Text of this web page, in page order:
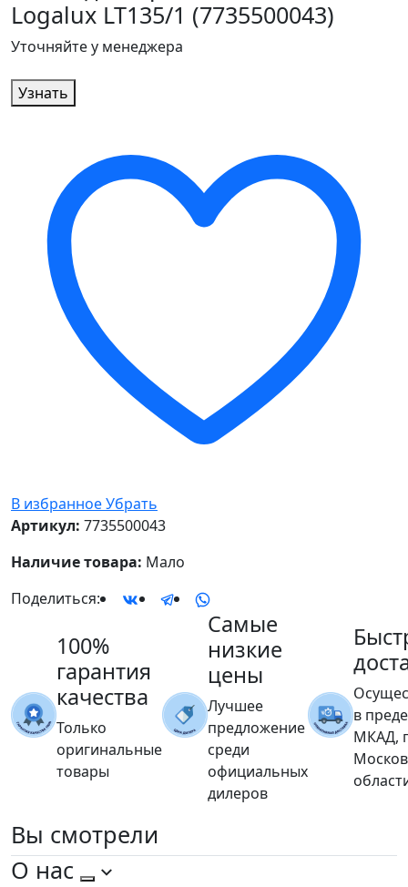
Logalux LT135/1 (7735500043)
Уточняйте у менеджера
Узнать
В избранноеУбрать
Артикул: 7735500043
Наличие товара: Мало
Поделиться:
100%
гарантия
качества
Только
оригинальные
товары
Самые
низкие
цены
Лучшее
предложение
среди
официальных
дилеров
в
МКАД,
Вы смотрели
О нас